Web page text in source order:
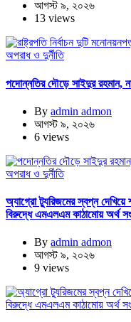
আগস্ট ৯, ২০২৬
13 views
অপরাধ ও দুর্নীতি
পদোন্নতির দৌড়ে সাইদুর রহমান,
By admin admon
আগস্ট ৯, ২০২৬
6 views
অপরাধ ও দুর্নীতি
অ্যাগ্রো ট্যুরিজমের স্বপ্ন দেখিয়ে
বিরুদ্ধে এমএলএম কাঠামোয় অর্থ
By admin admon
আগস্ট ৯, ২০২৬
9 views